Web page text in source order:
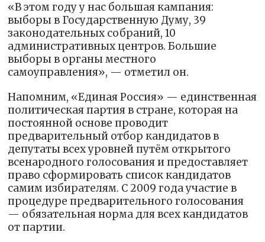
«В этом году у нас большая кампания:
выборы в Государственную Думу, 39
законодательных собраний, 10
административных центров. Большие
выборы в органы местного
самоуправления», — отметил он.
Напомним, «Единая Россия» — единственная
политическая партия в стране, которая на
постоянной основе проводит
предварительный отбор кандидатов в
депутаты всех уровней путём открытого
всенародного голосования и предоставляет
право сформировать список кандидатов
самим избирателям. С 2009 года участие в
процедуре предварительного голосования
— обязательная норма для всех кандидатов
от партии.